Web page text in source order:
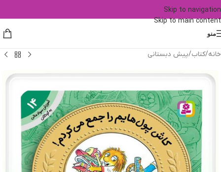
Skip to navigation
Skip to main content
منو
خانه/کتاب/پیش دبستانی